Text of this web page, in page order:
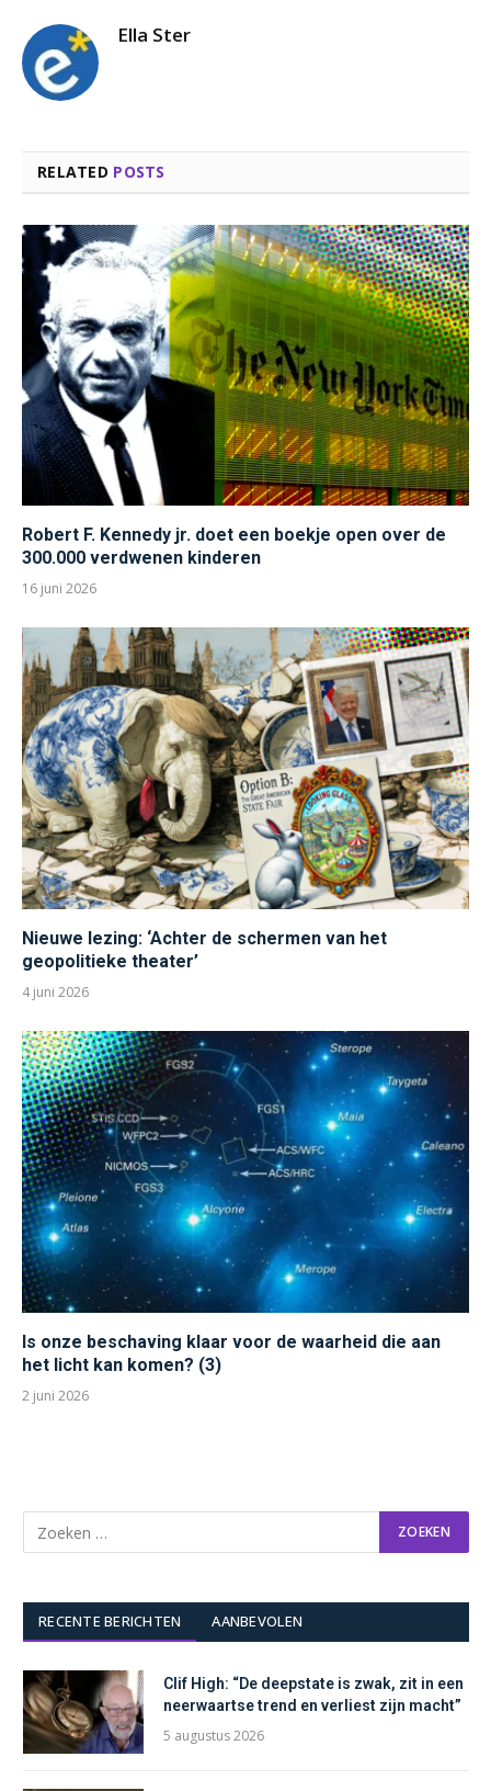
Ella Ster
RELATED POSTS
Robert F. Kennedy jr. doet een boekje open over de
300.000 verdwenen kinderen
16 juni 2026
Nieuwe lezing: ‘Achter de schermen van het
geopolitieke theater’
4 juni 2026
Is onze beschaving klaar voor de waarheid die aan
het licht kan komen? (3)
2 juni 2026
RECENTE BERICHTEN AANBEVOLEN
Clif High: “De deepstate is zwak, zit in een
neerwaartse trend en verliest zijn macht”
5 augustus 2026